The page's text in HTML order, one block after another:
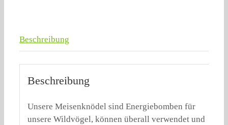
Beschreibung
Beschreibung
Unsere Meisenknödel sind Energiebomben für
unsere Wildvögel, können überall verwendet und